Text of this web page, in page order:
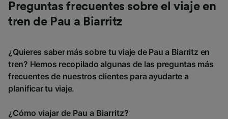
Preguntas frecuentes sobre el viaje en
tren de Pau a Biarritz
¿Quieres saber más sobre tu viaje de Pau a Biarritz en
tren? Hemos recopilado algunas de las preguntas más
frecuentes de nuestros clientes para ayudarte a
planificar tu viaje.
¿Cómo viajar de Pau a Biarritz?